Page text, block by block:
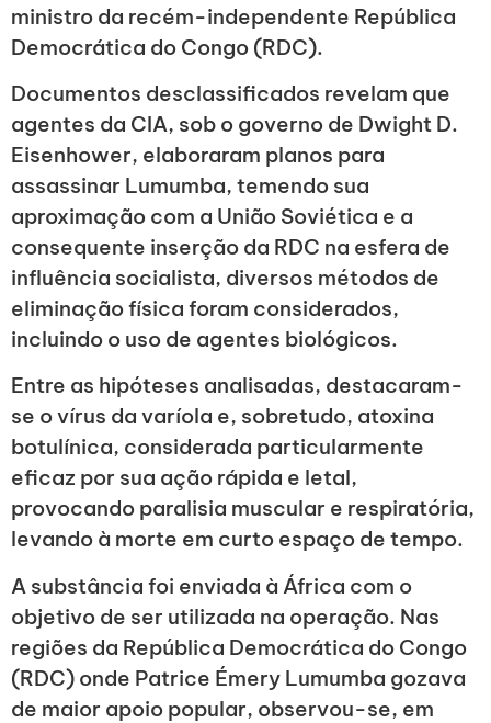
ministro da recém-independente República
Democrática do Congo (RDC).
Documentos desclassificados revelam que
agentes da CIA, sob o governo de Dwight D.
Eisenhower, elaboraram planos para
assassinar Lumumba, temendo sua
aproximação com a União Soviética e a
consequente inserção da RDC na esfera de
influência socialista, diversos métodos de
eliminação física foram considerados,
incluindo o uso de agentes biológicos.
Entre as hipóteses analisadas, destacaram-
se o vírus da varíola e, sobretudo, atoxina
botulínica, considerada particularmente
eficaz por sua ação rápida e letal,
provocando paralisia muscular e respiratória,
levando à morte em curto espaço de tempo.
A substância foi enviada à África com o
objetivo de ser utilizada na operação. Nas
regiões da República Democrática do Congo
(RDC) onde Patrice Émery Lumumba gozava
de maior apoio popular, observou-se, em